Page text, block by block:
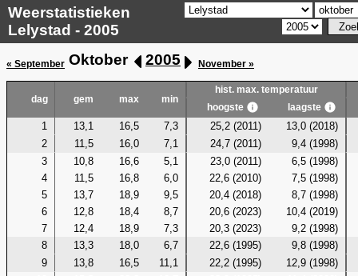
Weerstatistieken
Lelystad - 2005
« September Oktober 2005 November »
dag gem max min
hist. max. temperatuur
hoogste
laagste
1 13,1 16,5 7,3 25,2 (2011)
13,0 (2018)
2
11,5 16,0 7,1 24,7 (2011)
9,4 (1998)
3
10,8 16,6 5,1 23,0 (2011)
6,5 (1998)
4
11,5 16,8 6,0 22,6 (2010)
7,5 (1998)
5
13,7 18,9 9,5 20,4 (2018)
8,7 (1998)
6
12,8 18,4 8,7 20,6 (2023)
10,4 (2019)
7
12,4 18,9 7,3 20,3 (2023)
9,2 (1998)
8
13,3 18,0 6,7 22,6 (1995)
9,8 (1998)
9
13,8 16,5 11,1 22,2 (1995)
12,9 (1998)